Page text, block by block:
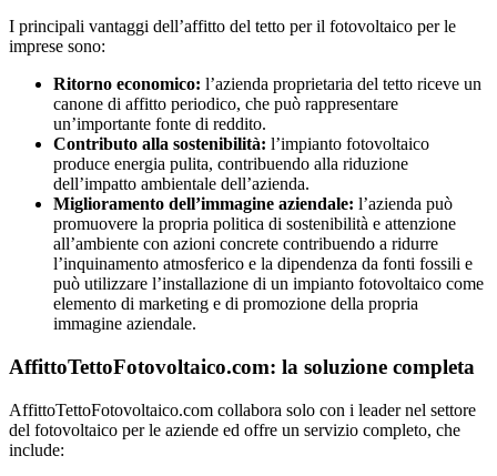
I principali vantaggi dell’affitto del tetto per il fotovoltaico per le
imprese sono:
Ritorno economico: l’azienda proprietaria del tetto riceve un
canone di affitto periodico, che può rappresentare
un’importante fonte di reddito.
Contributo alla sostenibilità: l’impianto fotovoltaico
produce energia pulita, contribuendo alla riduzione
dell’impatto ambientale dell’azienda.
Miglioramento dell’immagine aziendale: l’azienda può
promuovere la propria politica di sostenibilità e attenzione
all’ambiente con azioni concrete contribuendo a ridurre
l’inquinamento atmosferico e la dipendenza da fonti fossili e
può utilizzare l’installazione di un impianto fotovoltaico come
elemento di marketing e di promozione della propria
immagine aziendale.
AffittoTettoFotovoltaico.com: la soluzione completa
AffittoTettoFotovoltaico.com collabora solo con i leader nel settore
del fotovoltaico per le aziende ed offre un servizio completo, che
include: